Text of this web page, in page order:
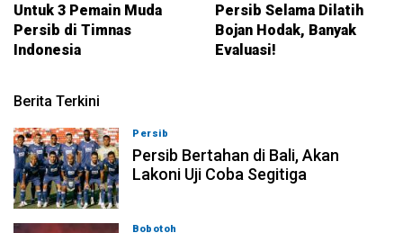
Untuk 3 Pemain Muda
Persib di Timnas
Indonesia
Persib Selama Dilatih
Bojan Hodak, Banyak
Evaluasi!
Berita Terkini
Persib
Persib Bertahan di Bali, Akan
Lakoni Uji Coba Segitiga
Bobotoh